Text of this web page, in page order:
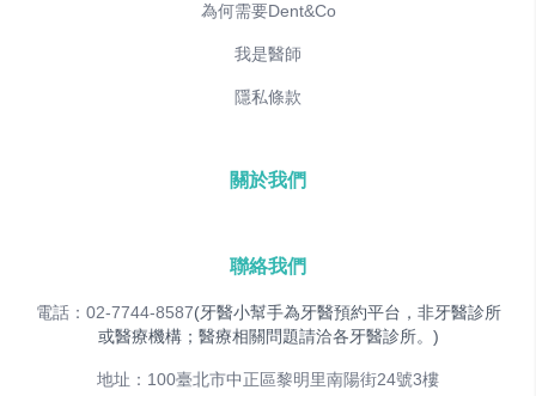
為何需要Dent&Co
我是醫師
隱私條款
關於我們
聯絡我們
電話：02-7744-8587(牙醫小幫手為牙醫預約平台，非牙醫診所
或醫療機構；醫療相關問題請洽各牙醫診所。)
地址：100臺北市中正區黎明里南陽街24號3樓